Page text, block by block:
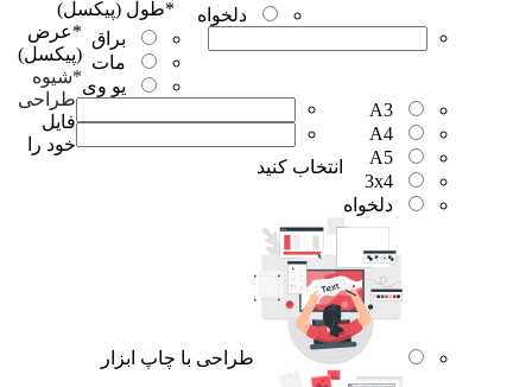
دلخواه
براق
مات
یو وی
A3
A4
A5
3x4
دلخواه
*طول (پیکسل)
*عرض
(پیکسل)
*شیوه
طراحی
طراحی با چاپ ابزار
فایل
خود را
انتخاب کنید